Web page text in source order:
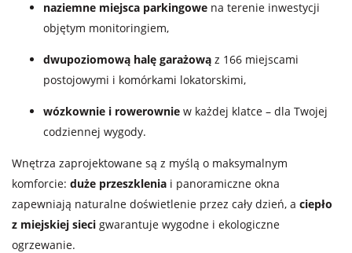
naziemne miejsca parkingowe na terenie inwestycji
objętym monitoringiem,
dwupoziomową halę garażową z 166 miejscami
postojowymi i komórkami lokatorskimi,
wózkownie i rowerownie w każdej klatce – dla Twojej
codziennej wygody.
Wnętrza zaprojektowane są z myślą o maksymalnym
komforcie: duże przeszklenia i panoramiczne okna
zapewniają naturalne doświetlenie przez cały dzień, a ciepło
z miejskiej sieci gwarantuje wygodne i ekologiczne
ogrzewanie.